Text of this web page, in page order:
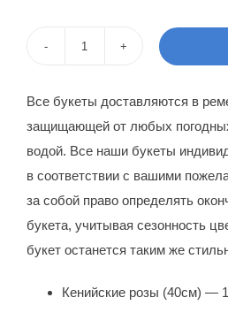
101
роза
Казань
Все букеты доставляются в
защищающей от любых
водой. Все наши букеты
в соответствии с вашими
за собой право определять
букета, учитывая сезонность
букет останется таким же
Кенийские розы (40см) —